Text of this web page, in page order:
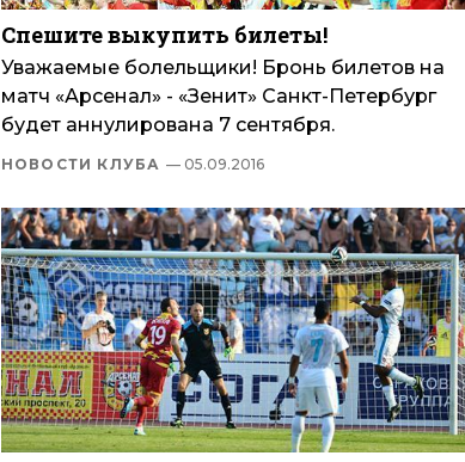
Спешите выкупить билеты!
Уважаемые болельщики! Бронь билетов на
матч «Арсенал» - «Зенит» Санкт-Петербург
будет аннулирована 7 сентября.
НОВОСТИ КЛУБА — 05.09.2016